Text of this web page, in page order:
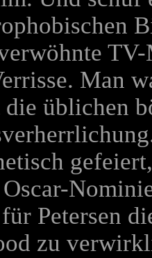
Man
üblichen
Petersen
zu